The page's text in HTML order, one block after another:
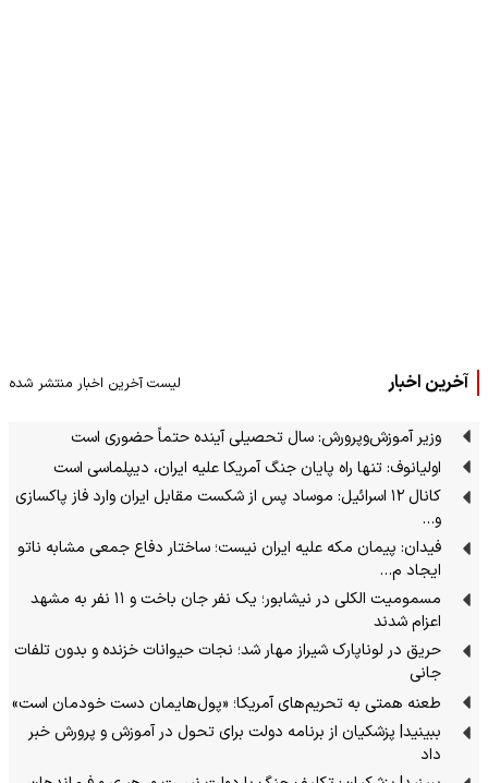
آخرین اخبار لیست آخرین اخبار منتشر شده
وزیر آموزش‌وپرورش: سال تحصیلی آینده حتماً حضوری است
اولیانوف: تنها راه پایان جنگ آمریکا علیه ایران، دیپلماسی است
کانال ۱۲ اسرائیل: موساد پس از شکست مقابل ایران وارد فاز پاکسازی
و…
فیدان: پیمان مکه علیه ایران نیست؛ ساختار دفاع جمعی مشابه ناتو
ایجاد م…
مسمومیت الکلی در نیشابور؛ یک نفر جان باخت و ۱۱ نفر به مشهد
اعزام شدند
حریق در لوناپارک شیراز مهار شد؛ نجات حیوانات خزنده و بدون تلفات
جانی
طعنه همتی به تحریم‌های آمریکا؛ «پول‌هایمان دست خودمان است»
ببینید| پزشکیان از برنامه دولت برای تحول در آموزش و پرورش خبر
داد